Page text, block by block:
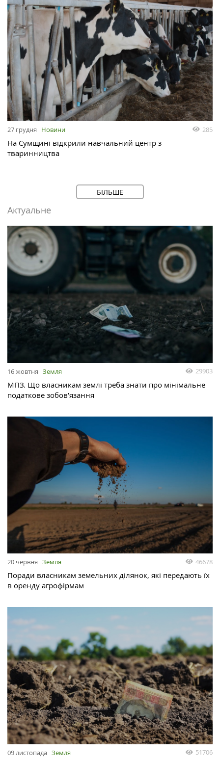
27 грудня Новини 285
На Сумщині відкрили навчальний центр з
тваринництва
БІЛЬШЕ
Актуальне
16 жовтня Земля 29903
МПЗ. Що власникам землі треба знати про мінімальне
податкове зобов’язання
20 червня Земля 46678
Поради власникам земельних ділянок, які передають їх
в оренду агрофірмам
09 листопада Земля 51706